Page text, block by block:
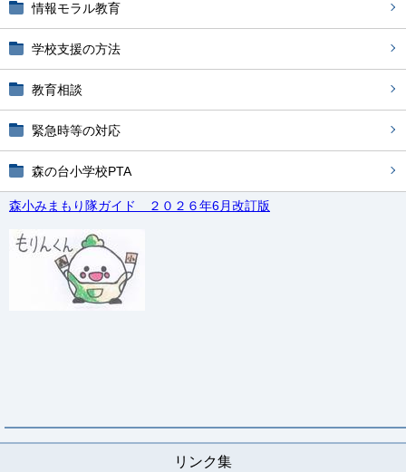
情報モラル教育
学校支援の方法
教育相談
緊急時等の対応
森の台小学校PTA
森小みまもり隊ガイド ２０２６年6月改訂版
リンク集